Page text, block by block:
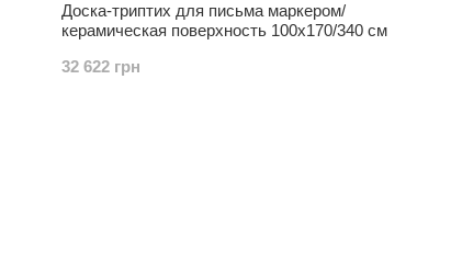
Доска-триптих для письма маркером/
керамическая поверхность 100x170/340 см
32 622 грн